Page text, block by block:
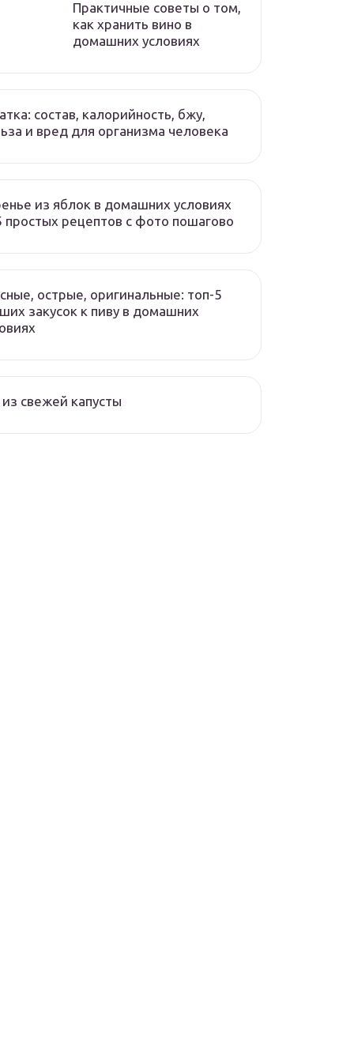
Практичные советы о том,
как хранить вино в
домашних условиях
состав, калорийность, бжу,
и вред для организма человека
из яблок в домашних условиях
рецептов с фото пошагово
острые, оригинальные: топ-5
закусок к пиву в домашних
свежей капусты